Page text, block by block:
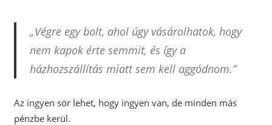
„Végre egy bolt, ahol úgy vásárolhatok, hogy
nem kapok érte semmit, és így a
házhozszállítás miatt sem kell aggódnom.”
Az ingyen sör lehet, hogy ingyen van, de minden más
pénzbe kerül.